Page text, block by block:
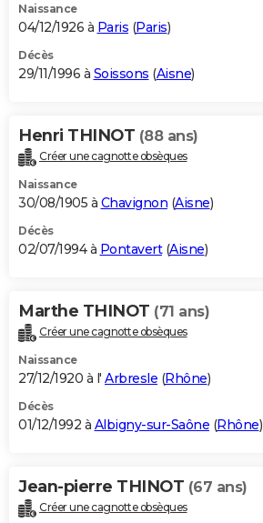
Naissance
04/12/1926 à Paris (Paris)
Décès
29/11/1996 à Soissons (Aisne)
Henri THINOT (88 ans)
Créer une cagnotte obsèques
Naissance
30/08/1905 à Chavignon (Aisne)
Décès
02/07/1994 à Pontavert(Aisne)
Marthe THINOT (71 ans)
Créer une cagnotte obsèques
Naissance
27/12/1920 à l' Arbresle (Rhône)
Décès
01/12/1992 à Albigny-sur-Saône (Rhône)
Jean-pierre THINOT (67 ans)
Créer une cagnotte obsèques